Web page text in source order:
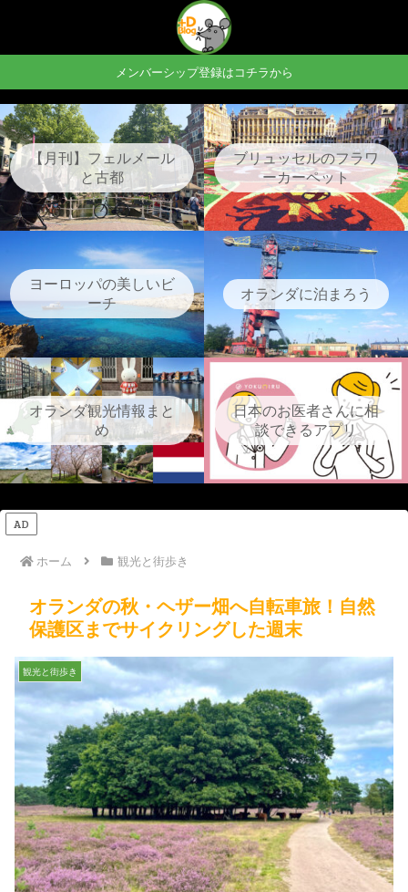
メンバーシップ登録はコチラから
【月刊】フェルメール
と古都
ブリュッセルのフラワ
ーカーペット
ヨーロッパの美しいビ
ーチ
オランダに泊まろう
オランダ観光情報まと
め
日本のお医者さんに相
談できるアプリ
AD
ホーム 観光と街歩き
オランダの秋・ヘザー畑へ自転車旅！自然
保護区までサイクリングした週末
観光と街歩き